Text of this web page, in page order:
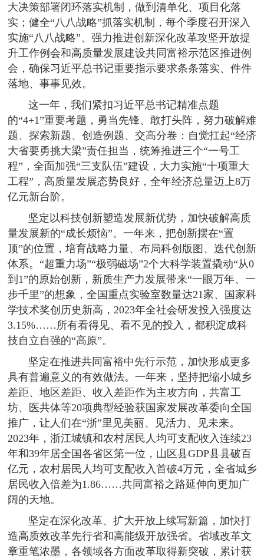
大决策部署闭环落实机制，做到清单化、项目化落
实；健全“八八战略”抓落实机制，每个季度召开深入
实施“八八战略”、强力推进创新深化改革攻坚开放提
升工作例会和高质量发展建设共同富裕示范区推进例
会，确保习近平总书记重要指示要求条条落实、件件
落地、事事见效。
这一年，我们紧扣习近平总书记精准点题
的“4+1”重要考题，勇当先锋、敢打头阵，努力破解难
题、探索新题、创造例题、交高分卷：自觉扛起“经济
大省要勇挑大梁”责任担当，统筹推进三个“一号工
程”，全面加强“三支队伍”建设，大力实施“十项重大
工程”，高质量发展态势良好，全年经济总量迈上8万
亿元新台阶。
坚定以科技创新塑造发展新优势，加快破解高质
量发展新的“成长烦恼”。一年来，把创新摆在“置
顶”的位置，培育战略力量、布局科创版图、迭代创新
体系。“超重力场”“极弱磁场”2个大科学装置撬动“从0
到1”的原始创新，新质生产力发展带来“一眼万年、一
步千里”的想象，全国重点实验室数量达21家、国家科
学技术奖创历史新高，2023年全社会研发投入强度达
3.15%……所有看得见、看不见的投入，都积淀成科
技自立自强的“高原”。
坚定在推进共同富裕中先行示范，加快形成更多
具有普遍意义的有效做法。一年来，坚持把缩小城乡
差距、地区差距、收入差距作为主攻方向，共富工
坊、医共体等20项典型经验获国家发展改革委向全国
推广，让人们在“浙”里见美丽、见活力、见未来。
2023年，浙江城镇和农村居民人均可支配收入连续23
年和39年居全国各省区第一位，山区县GDP县县破百
亿元，农村居民人均可支配收入首破4万元，全省城乡
居民收入倍差为1.86……共同富裕之路延伸向更加广
阔的天地。
坚定在深化改革、扩大开放上续写新篇，加快打
造高质效改革先行省和高能级开放强省。省域改革文
章重笔浓墨，各领域各方面改革取得新突破，累计获